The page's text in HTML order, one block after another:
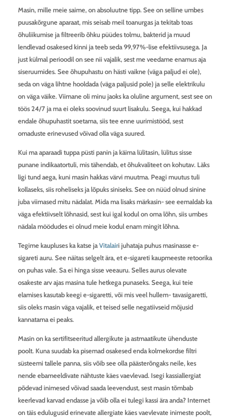
Masin, mille meie saime, on absoluutne tipp. See on selline umbes
puusakõrgune aparaat, mis seisab meil toanurgas ja tekitab toas
õhuliikumise ja filtreerib õhku püüdes tolmu, bakterid ja muud
lendlevad osakesed kinni ja teeb seda 99,97%-lise efektiivsusega. Ja
just külmal perioodil on see nii vajalik, sest me veedame enamus aja
siseruumides. See õhupuhastu on hästi vaikne (väga paljud ei ole),
seda on väga lihtne hooldada (väga paljusid pole) ja selle elektrikulu
on väga väike. Viimane oli minu jaoks ka oluline argument, sest see on
töös 24/7 ja ma ei oleks soovinud suurt lisakulu. Seega, kui hakkad
endale õhupuhastit soetama, siis tee enne uurimistööd, sest
omaduste erinevused võivad olla väga suured.
Kui ma aparaadi tuppa püsti panin ja käima lülitasin, lülitus sisse
punane indikaatortuli, mis tähendab, et õhukvaliteet on kohutav. Läks
ligi tund aega, kuni masin hakkas värvi muutma. Peagi muutus tuli
kollaseks, siis roheliseks ja lõpuks siniseks. See on nüüd olnud sinine
juba viimased mitu nädalat. Mida ma lisaks märkasin- see eemaldab ka
väga efektiivselt lõhnasid, sest kui igal kodul on oma lõhn, siis umbes
nädala möödudes ei olnud meie kodul enam mingit lõhna.
Tegime kaupluses ka katse jaVitalairi juhataja puhus masinasse e-
sigareti auru. See näitas selgelt ära, et e-sigareti kaupmeeste retoorika
on puhas vale. Sa ei hinga sisse veeauru. Selles aurus olevate
osakeste arv ajas masina tule hetkega punaseks. Seega, kui teie
elamises kasutab keegi e-sigaretti, või mis veel hullem- tavasigaretti,
siis oleks masin väga vajalik, et teised selle negatiivseid mõjusid
kannatama ei peaks.
Masin on ka sertifitseeritud allergikute ja astmaatikute ühenduste
poolt. Kuna suudab ka pisemad osakesed enda kolmekordse filtri
süsteemi tallele panna, siis võib see olla päästerõngaks neile, kes
nende ebameeldivate nähtuste käes vaevlevad. Isegi kassiallergiat
põdevad inimesed võivad saada leevendust, sest masin tõmbab
keerlevad karvad endasse ja võib olla ei tulegi kassi ära anda? Internet
on täis edulugusid erinevate allergiate käes vaevlevate inimeste poolt,